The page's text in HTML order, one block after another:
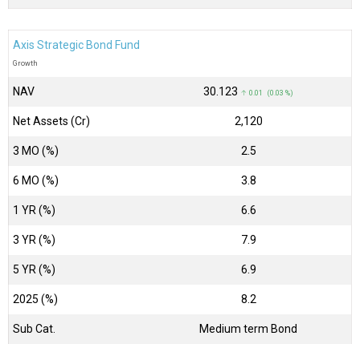
Axis Strategic Bond Fund
Growth
NAV ₹30.123 ↑ 0.01 (0.03 %)
Net Assets (Cr) ₹2,120
3 MO (%) 2.5
6 MO (%) 3.8
1 YR (%) 6.6
3 YR (%) 7.9
5 YR (%) 6.9
2025 (%) 8.2
Sub Cat. Medium term Bond